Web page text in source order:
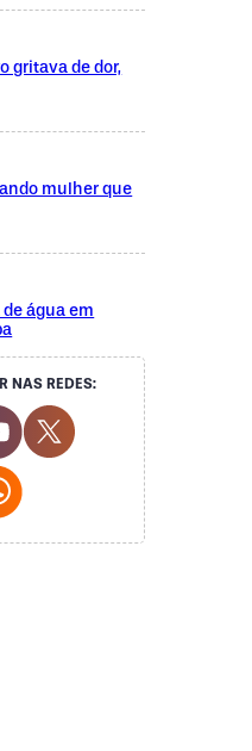
gritava de dor,
mulher que
água em
NAS REDES:
Media
Social Media
Youtube Social Media
Twitter Social Media
Social Media
Whatsapp Social Media